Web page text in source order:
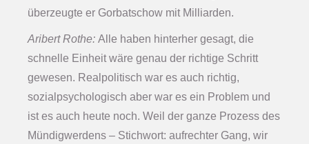
überzeugte er Gorbatschow mit Milliarden.
Aribert Rothe: Alle haben hinterher gesagt, die
schnelle Einheit wäre genau der richtige Schritt
gewesen. Realpolitisch war es auch richtig,
sozialpsychologisch aber war es ein Problem und
ist es auch heute noch. Weil der ganze Prozess des
Mündigwerdens – Stichwort: aufrechter Gang, wir